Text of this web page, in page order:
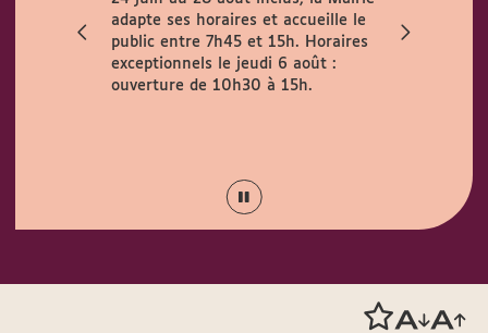
adapte ses horaires et accueille le
public entre 7h45 et 15h. Horaires
exceptionnels le jeudi 6 août :
ouverture de 10h30 à 15h.
de fortes
appelle à